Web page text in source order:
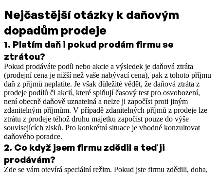
Nejčastější otázky k daňovým
dopadům prodeje
1. Platím daň i pokud prodám firmu se
ztrátou?
Pokud prodáváte podíl nebo akcie a výsledek je daňová ztráta
(prodejní cena je nižší než vaše nabývací cena), pak z tohoto příjmu
daň z příjmů neplatíte. Je však důležité vědět, že daňová ztráta z
prodeje podílů či akcií, které splňují časový test pro osvobození,
není obecně daňově uznatelná a nelze ji započíst proti jiným
zdanitelným příjmům. V případě zdanitelných příjmů z prodeje lze
ztrátu z prodeje téhož druhu majetku započíst pouze do výše
souvisejících zisků. Pro konkrétní situace je vhodné konzultovat
daňového poradce.
2. Co když jsem firmu zdědil a teď ji
prodávám?
Zde se vám otevírá speciální režim. Pokud jste firmu zdědili, doba,